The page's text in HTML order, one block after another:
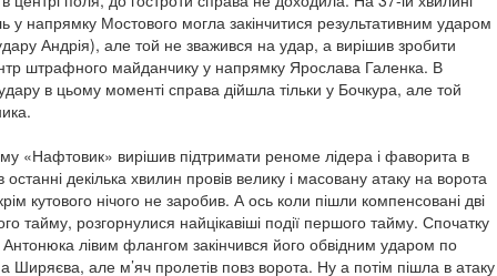
у напрямку Мостового могла закінчитися результативним ударом
Андрія), але той не зважився на удар, а вирішив зробити
штрафного майданчику у напрямку Ярослава Галенка. В
в цьому моменті справа дійшла тільки у Бочкура, але той
«Нафтовик» вирішив підтримати реноме лідера і фаворита в
останні декілька хвилин провів велику і масовану атаку на ворота
кутового нічого не заробив. А ось коли пішли компенсовані дві
тайму, розгорнулися найцікавіші події першого тайму. Спочатку
лівим флангом закінчився його обвідним ударом по
Ширяєва, але м’яч пролетів повз ворота. Ну а потім пішла в атаку